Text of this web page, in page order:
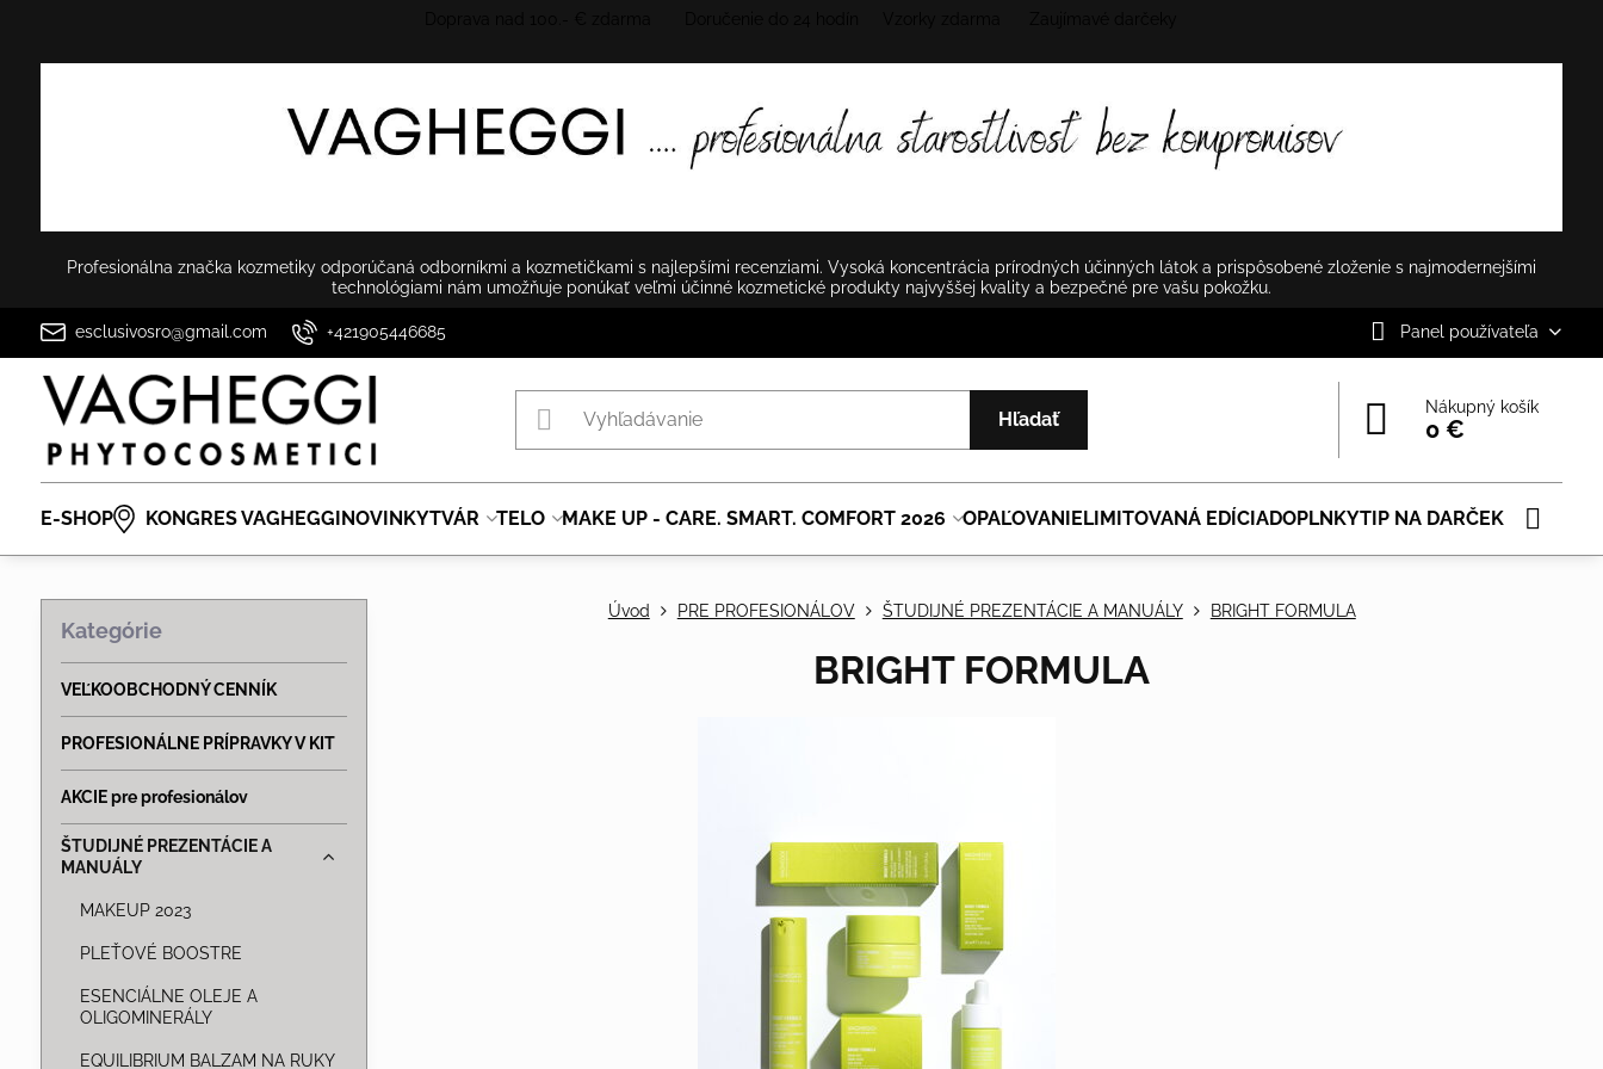
Profesionálna značka kozmetiky odporúčaná odborníkmi a kozmetičkami s najlepšími recenziami. Vysoká koncentrácia prírodných účinných látok a prispôsobené zloženie s najmodernejšími
technológiami nám umožňuje ponúkať veľmi účinné kozmetické produkty najvyššej kvality a bezpečné pre vašu pokožku.
esclusivosro@gmail.com +421905446685 Panel používateľa
Hľadať
Nákupný košík
0 €
E-SHOP KONGRES VAGHEGGINOVINKYTVÁR TELO MAKE UP - CARE. SMART. COMFORT 2026 OPAĽOVANIELIMITOVANÁ EDÍCIADOPLNKYTIP NA DARČEK
Úvod PRE PROFESIONÁLOV ŠTUDIJNÉ PREZENTÁCIE A MANUÁLY BRIGHT FORMULA
BRIGHT FORMULA
Kategórie
VEĽKOOBCHODNÝ CENNÍK
PROFESIONÁLNE PRÍPRAVKY V KIT
AKCIE pre profesionálov
ŠTUDIJNÉ PREZENTÁCIE A
MANUÁLY
MAKEUP 2023
PLEŤOVÉ BOOSTRE
ESENCIÁLNE OLEJE A
OLIGOMINERÁLY
EQUILIBRIUM BALZAM NA RUKY